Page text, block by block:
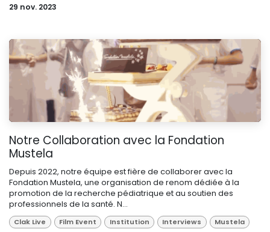
29 nov. 2023
Notre Collaboration avec la Fondation
Mustela
Depuis 2022, notre équipe est fière de collaborer avec la
Fondation Mustela, une organisation de renom dédiée à la
promotion de la recherche pédiatrique et au soutien des
professionnels de la santé. N...
Clak Live Film Event Institution Interviews Mustela